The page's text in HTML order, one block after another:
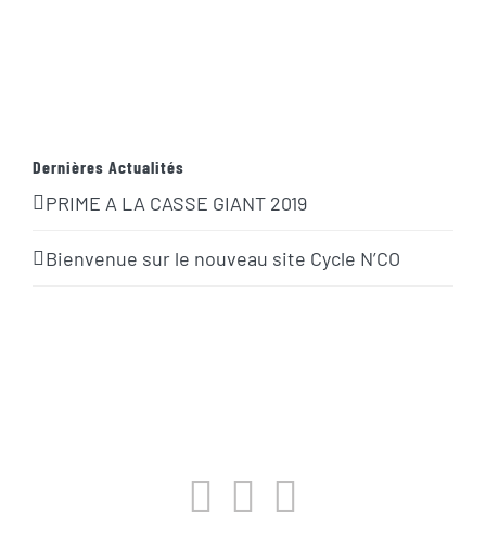
Dernières Actualités
PRIME A LA CASSE GIANT 2019
Bienvenue sur le nouveau site Cycle N’CO